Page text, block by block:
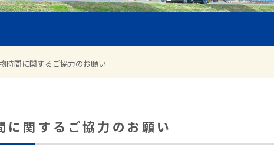
時間に関するご協力のお願い
に関するご協力のお願い